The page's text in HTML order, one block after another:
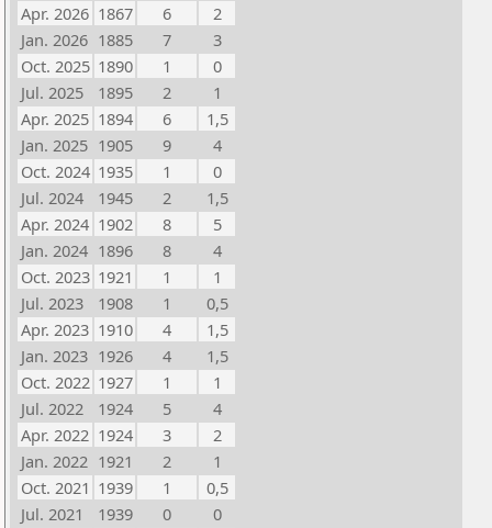
Apr. 2026 1867 6
2
Jan. 2026 1885 7
3
Oct. 2025 1890 1
0
Jul. 2025
1895 2
1
Apr. 2025 1894 6
1,5
Jan. 2025 1905 9
4
Oct. 2024 1935 1
0
Jul. 2024
1945 2
1,5
Apr. 2024 1902 8
5
Jan. 2024 1896 8
4
Oct. 2023 1921 1
1
Jul. 2023
1908 1
0,5
Apr. 2023 1910 4
1,5
Jan. 2023 1926 4
1,5
Oct. 2022 1927 1
1
Jul. 2022
1924 5
4
Apr. 2022 1924 3
2
Jan. 2022 1921 2
1
Oct. 2021 1939 1
0,5
Jul. 2021
1939 0
0